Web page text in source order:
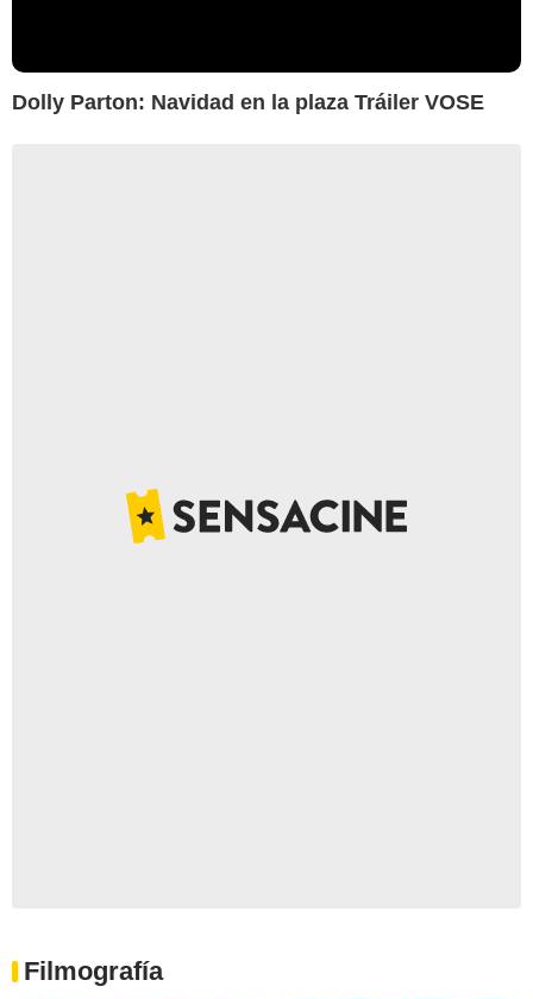
Dolly Parton: Navidad en la plaza Tráiler VOSE
Filmografía